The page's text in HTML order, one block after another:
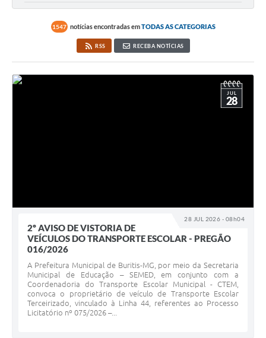
1547 notícias encontradas emTODAS AS CATEGORIAS
RSS RECEBA NOTÍCIAS
28 JUL 2026 - 08h04
JUL
28
2º AVISO DE VISTORIA DE
VEÍCULOS DO TRANSPORTE ESCOLAR - PREGÃO
016/2026
A Prefeitura Municipal de Buritis-MG, por meio da Secretaria
Municipal de Educação – SEMED, em conjunto com a
Coordenadoria do Transporte Escolar Municipal - CTEM,
convoca o proprietário de veículo de Transporte Escolar
Terceirizado, vinculado à Linha 44, referentes ao Processo
Licitatório nº 075/2026 –...